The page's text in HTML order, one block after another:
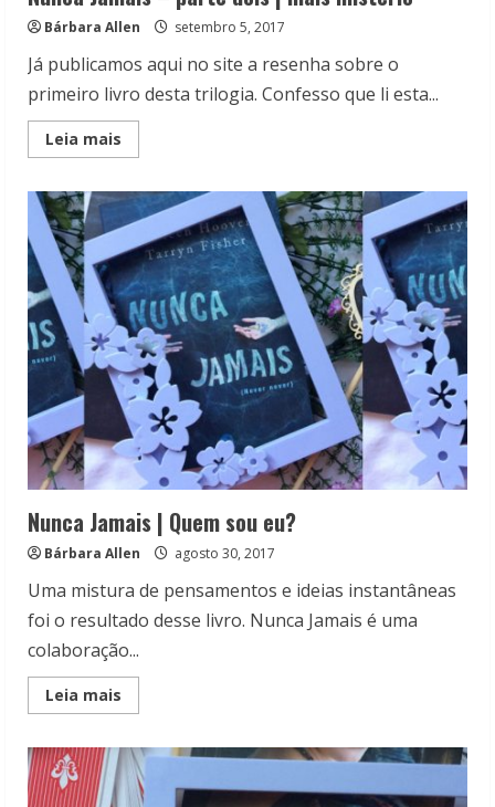
Bárbara Allen setembro 5, 2017
Já publicamos aqui no site a resenha sobre o
primeiro livro desta trilogia. Confesso que li esta...
Leia mais
more
Jamais
parte
dois
|
mais
mistério
Nunca Jamais | Quem sou eu?
Bárbara Allen agosto 30, 2017
Uma mistura de pensamentos e ideias instantâneas
foi o resultado desse livro. Nunca Jamais é uma
colaboração...
Leia mais
more
Jamais
|
Quem
sou